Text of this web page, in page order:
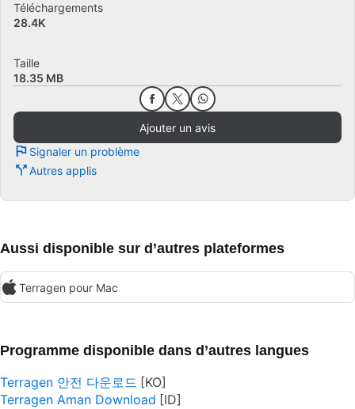
Téléchargements
28.4K
Taille
18.35 MB
Ajouter un avis
Signaler un problème
Autres applis
Aussi disponible sur d’autres plateformes
Terragen pour Mac
Programme disponible dans d’autres langues
Terragen 안전 다운로드
Terragen Aman Download